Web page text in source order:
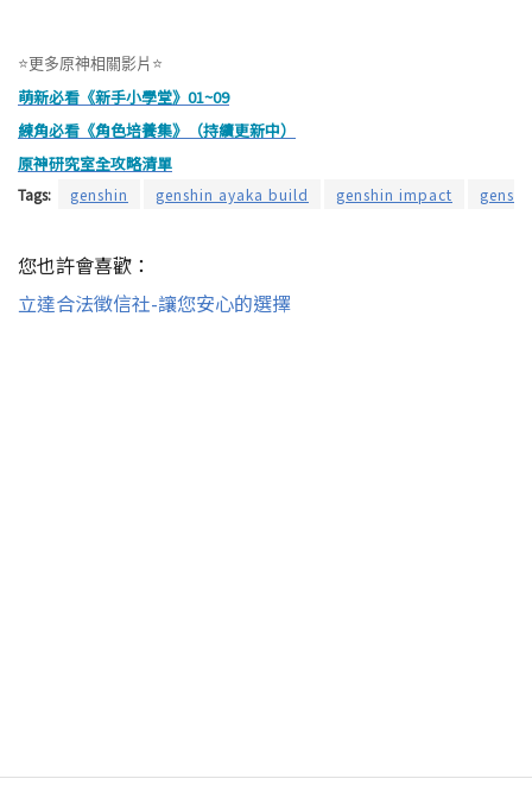
⭐更多原神相關影片⭐
萌新必看《新手小學堂》01~09
練角必看《角色培養集》（持續更新中）
原神研究室全攻略清單
Tags: genshin genshin ayaka build genshin impact
您也許會喜歡：
立達合法徵信社-讓您安心的選擇